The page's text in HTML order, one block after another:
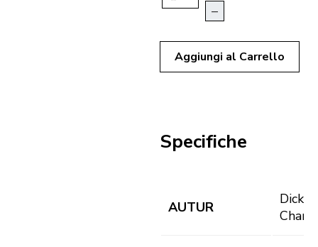
–
Aggiungi al Carrello
Specifiche
AUTUR